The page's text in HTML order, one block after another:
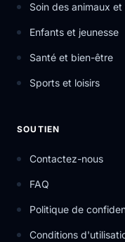
Soin des animaux
Enfants et jeunesse
Santé et bien-être
Sports et loisirs
SOUTIEN
Contactez-nous
FAQ
Politique de
Conditions